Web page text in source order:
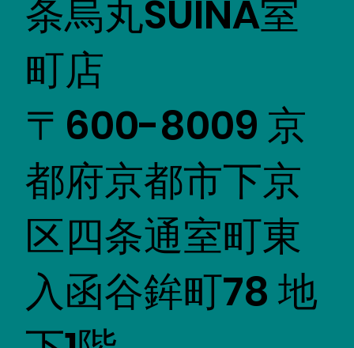
条烏丸SUINA室
町店
〒600-8009 京
都府京都市下京
区四条通室町東
入函谷鉾町78 地